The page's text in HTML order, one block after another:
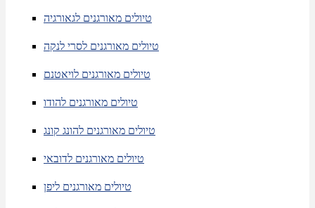
טיולים מאורגנים לגאורגיה
טיולים מאורגנים לסרי לנקה
טיולים מאורגנים לויאטנם
טיולים מאורגנים להודו
טיולים מאורגנים להונג קונג
טיולים מאורגנים לדובאי
טיולים מאורגנים ליפן